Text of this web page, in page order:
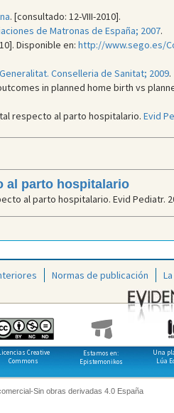
. [consultado: 12-VIII-2010].
de Matronas de España; 2007.
Disponible en: http://www.sego.es/
Generalitat. Conselleria de Sanitat; 2009.
in planned home birth vs
respecto al parto hospitalario. Evid
al parto hospitalario
al parto hospitalario. Evid Pediatr.
Normas de publicación
Creative
Commons
Estamos en:
Epistemonikos
Una
Lúa
Sin obras derivadas 4.0 España